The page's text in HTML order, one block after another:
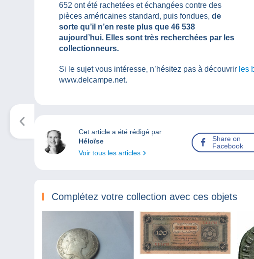
652 ont été rachetées et échangées contre des
pièces américaines standard, puis fondues, de
sorte qu’il n’en reste plus que 46 538
aujourd’hui. Elles sont très recherchées par les
collectionneurs.
Si le sujet vous intéresse, n’hésitez pas à découvrir les
www.delcampe.net.
Cet article a été rédigé par
Héloïse
Voir tous les articles
Share on
Facebook
Complétez votre collection avec ces objets